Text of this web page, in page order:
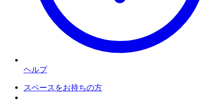
ヘルプ
スペースをお持ちの方